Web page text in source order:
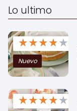
Lo ultimo
★★★★★
Nuevo
★★★★★